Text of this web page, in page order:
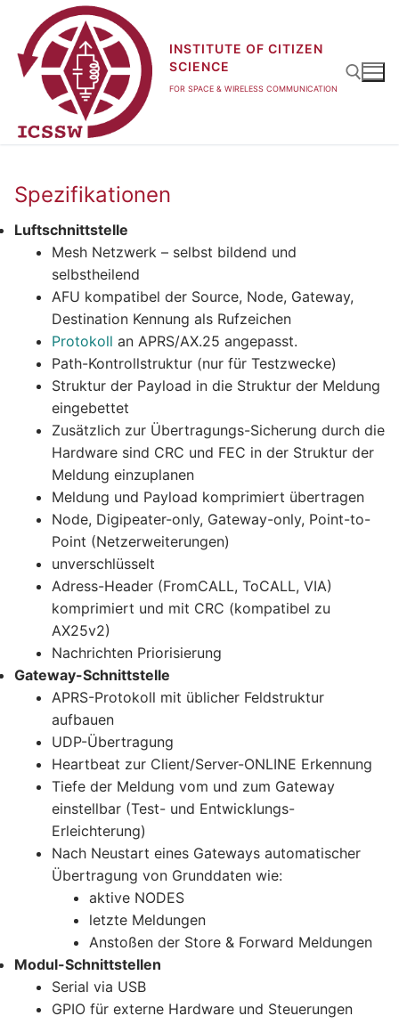
Inhalt
springen
INSTITUTE OF CITIZEN
SCIENCE
FOR SPACE & WIRELESS COMMUNICATION
Spezifikationen
Luftschnittstelle
Mesh Netzwerk – selbst bildend und
selbstheilend
AFU kompatibel der Source, Node, Gateway,
Destination Kennung als Rufzeichen
Protokoll an APRS/AX.25 angepasst.
Path-Kontrollstruktur (nur für Testzwecke)
Struktur der Payload in die Struktur der Meldung
eingebettet
Zusätzlich zur Übertragungs-Sicherung durch die
Hardware sind CRC und FEC in der Struktur der
Meldung einzuplanen
Meldung und Payload komprimiert übertragen
Node, Digipeater-only, Gateway-only, Point-to-
Point (Netzerweiterungen)
unverschlüsselt
Adress-Header (FromCALL, ToCALL, VIA)
komprimiert und mit CRC (kompatibel zu
AX25v2)
Nachrichten Priorisierung
Gateway-Schnittstelle
APRS-Protokoll mit üblicher Feldstruktur
aufbauen
UDP-Übertragung
Heartbeat zur Client/Server-ONLINE Erkennung
Tiefe der Meldung vom und zum Gateway
einstellbar (Test- und Entwicklungs-
Erleichterung)
Nach Neustart eines Gateways automatischer
Übertragung von Grunddaten wie:
aktive NODES
letzte Meldungen
Anstoßen der Store & Forward Meldungen
Modul-Schnittstellen
Serial via USB
GPIO für externe Hardware und Steuerungen